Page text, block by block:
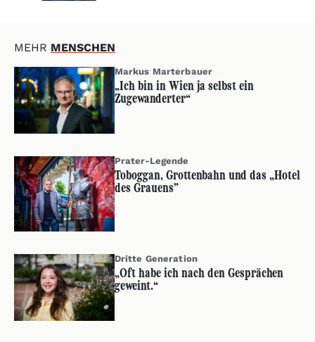
MEHR MENSCHEN
Markus Marterbauer
„Ich bin in Wien ja selbst ein
Zugewanderter“
Prater-Legende
Toboggan, Grottenbahn und das „Hotel
des Grauens”
Dritte Generation
„Oft habe ich nach den Gesprächen
geweint.“